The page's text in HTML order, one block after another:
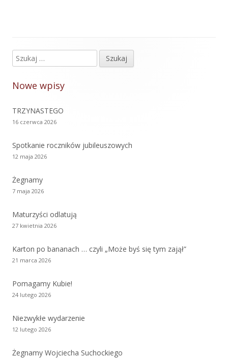
Główny
panel
boczny
Szukaj:
Nowe wpisy
TRZYNASTEGO
16 czerwca 2026
Spotkanie roczników jubileuszowych
12 maja 2026
Żegnamy
7 maja 2026
Maturzyści odlatują
27 kwietnia 2026
Karton po bananach … czyli „Może byś się tym zajął”
21 marca 2026
Pomagamy Kubie!
24 lutego 2026
Niezwykłe wydarzenie
12 lutego 2026
Żegnamy Wojciecha Suchockiego